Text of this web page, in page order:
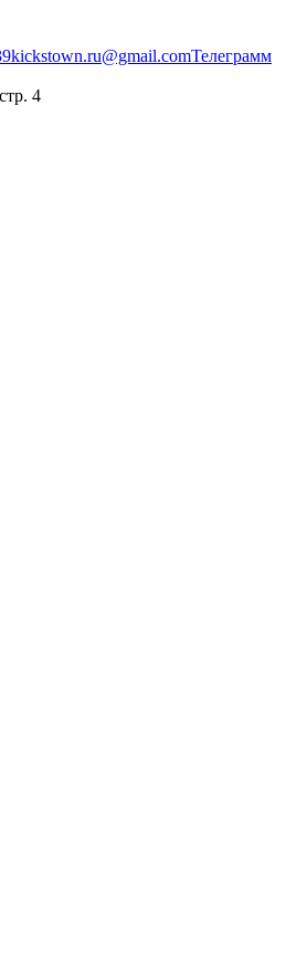
kickstown.ru@gmail.comТелеграмм
4